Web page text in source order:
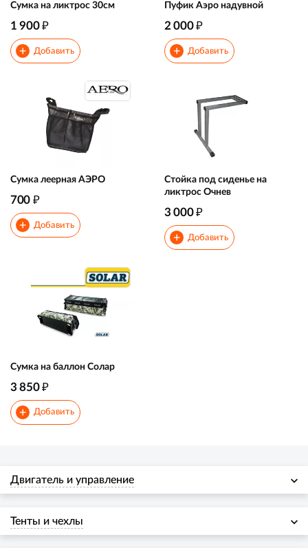
Сумка на ликтрос 30см
1 900₽
+ Добавить
Пуфик Аэро надувной
2 000₽
+ Добавить
Сумка леерная АЭРО
700 ₽
+ Добавить
Стойка под сиденье на
ликтрос Очнев
3 000₽
+ Добавить
Сумка на баллон Солар
3 850₽
+ Добавить
Двигатель и управление
Тенты и чехлы